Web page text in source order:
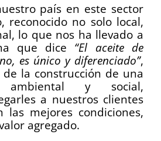
país en este sector
reconocido no solo local,
lo que nos ha llevado a
que dice “El aceite de
es único y diferenciado”,
la construcción de una
ambiental y social,
a nuestros clientes
las mejores condiciones,
agregado.